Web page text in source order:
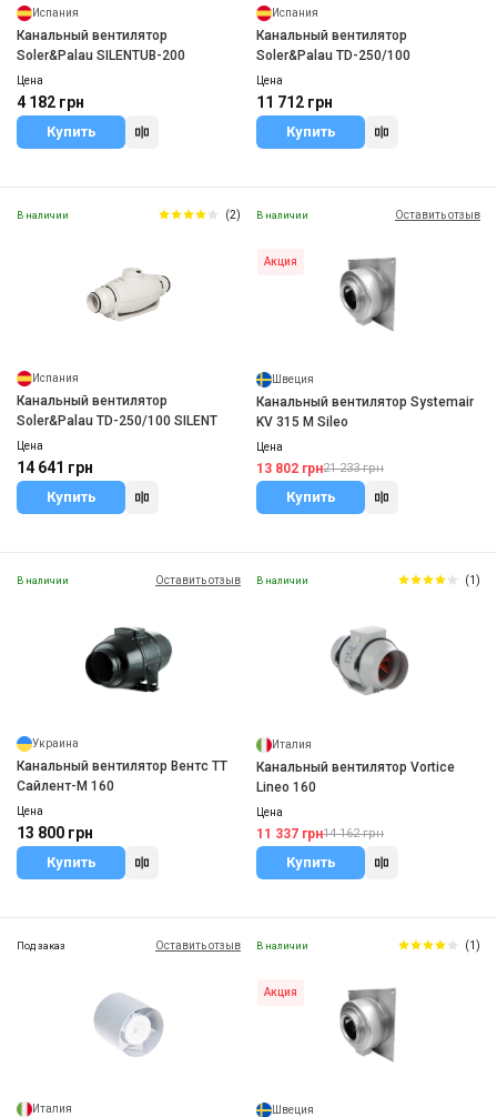
Испания
Канальный вентилятор
Soler&Palau SILENTUB-200
Цена
4 182 грн
Купить
Испания
Канальный вентилятор
Soler&Palau TD-250/100
Цена
11 712 грн
Купить
В наличии (2)
Испания
Канальный вентилятор
Soler&Palau TD-250/100 SILENT
Цена
14 641 грн
Купить
В наличии Оставить отзыв
Акция
Швеция
Канальный вентилятор Systemair
KV 315 M Sileo
Цена
13 802 грн21 233 грн
Купить
В наличии Оставить отзыв
Украина
Канальный вентилятор Вентс ТТ
Сайлент-М 160
Цена
13 800 грн
Купить
В наличии (1)
Италия
Канальный вентилятор Vortice
Lineo 160
Цена
11 337 грн14 162 грн
Купить
Под заказ Оставить отзыв
Италия
В наличии (1)
Акция
Швеция